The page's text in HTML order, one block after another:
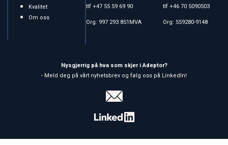
Kvalitet
Om oss
tlf +47 55 59 69 90
Org: 997 293 851MVA
tlf +46 70 5090503
Org: 559280-9148
Nysgjerrig på hva som skjer i Adeptor?
- Meld deg på vårt nyhetsbrev og følg oss på LinkedIn!